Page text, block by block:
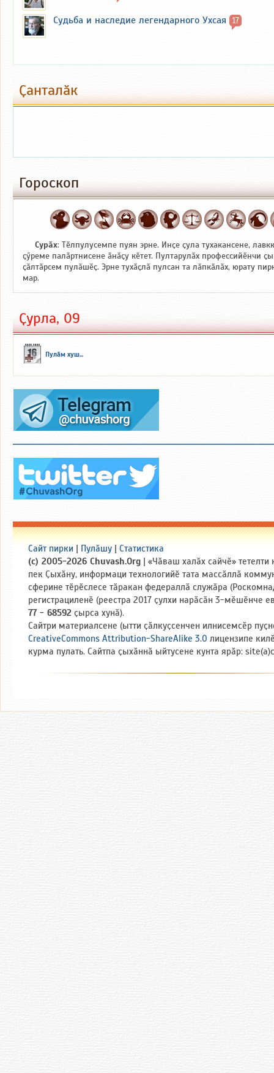
Судьба и наследие легендарного Ухсая 17
Ҫанталӑк
Гороскоп
Сурӑх: Тӗлпулусемпе пуян эрне. Инҫе ҫула тухакансене,
ҫӳреме палӑртнисене ӑнӑҫу кӗтет. Пултарулӑх профессийӗнчи
ҫӑлтӑрсем пулӑшӗҫ. Эрне тухӑҫлӑ пулсан та лӑпкӑлӑх, юрату
мар.
Ҫурла, 09
Пулӑм хуш...
Сайт пирки | Пулӑшу | Статистика
(c) 2005-2026 Chuvash.Org | «Чӑваш халӑх сайчӗ»
пек Ҫыхӑну, информаци технологийӗ тата массӑллӑ
сферине тӗрӗслесе тӑракан федераллӑ служӑра
регистрациленӗ (реестра 2017 ҫулхи нарӑсӑн 3-мӗшӗнче
77 - 68592 ҫырса хунӑ).
Сайтри материалсене (ытти ҫӑлкуҫсенчен илнисемсӗр
CreativeCommons Attribution-ShareAlike 3.0 лицензипе
курма пулать. Сайтпа ҫыхӑннӑ ыйтусене кунта ярӑр: